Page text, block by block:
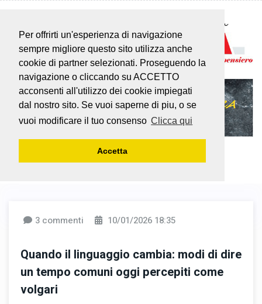
Per offrirti un'esperienza di navigazione
sempre migliore questo sito utilizza anche
cookie di partner selezionati. Proseguendo la
navigazione o cliccando su ACCETTO
acconsenti all'utilizzo dei cookie impiegati
dal nostro sito. Se vuoi saperne di piu, o se
vuoi modificare il tuo consenso Clicca qui
Accetta
3 commenti 10/01/2026 18:35
Quando il linguaggio cambia: modi di dire
un tempo comuni oggi percepiti come
volgari